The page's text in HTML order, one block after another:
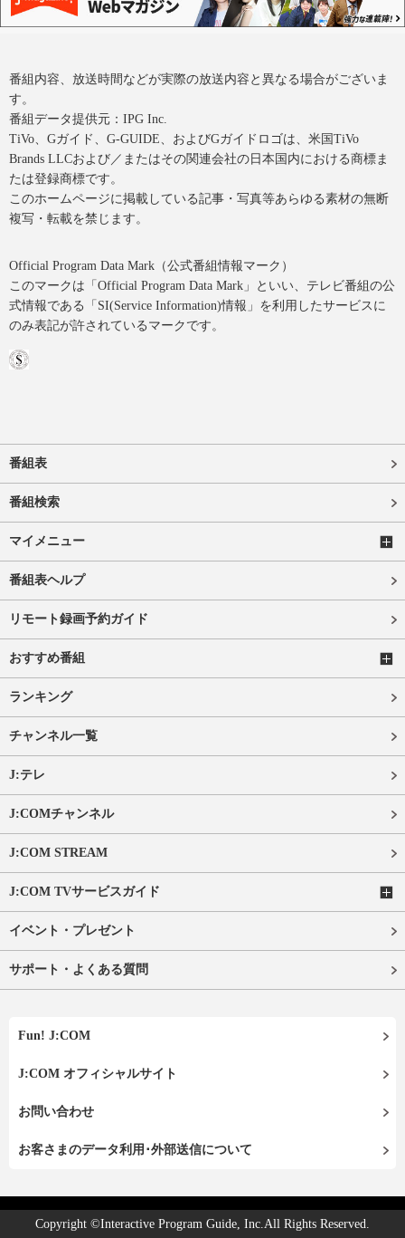
番組内容、放送時間などが実際の放送内容と異なる場合がございま
す。
番組データ提供元：IPG Inc.
TiVo、Gガイド、G-GUIDE、およびGガイドロゴは、米国TiVo
Brands LLCおよび／またはその関連会社の日本国内における商標ま
たは登録商標です。
このホームページに掲載している記事・写真等あらゆる素材の無断
複写・転載を禁じます。
Official Program Data Mark（公式番組情報マーク）
このマークは「Official Program Data Mark」といい、テレビ番組の公
式情報である「SI(Service Information)情報」を利用したサービスに
のみ表記が許されているマークです。
番組表
番組検索
マイメニュー
番組表ヘルプ
リモート録画予約ガイド
おすすめ番組
ランキング
チャンネル一覧
J:テレ
J:COMチャンネル
J:COM STREAM
J:COM TVサービスガイド
イベント・プレゼント
サポート・よくある質問
Fun! J:COM
J:COM オフィシャルサイト
お問い合わせ
お客さまのデータ利用･外部送信について
Copyright ©Interactive Program Guide, Inc.All Rights Reserved.